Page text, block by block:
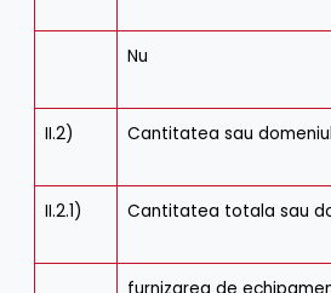
Nu
II.2) Cantitatea sau
II.2.1) Cantitatea totala sau